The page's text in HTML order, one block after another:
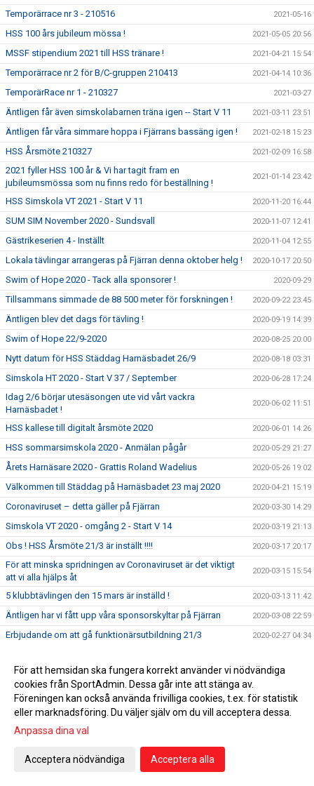
Temporärrace nr 3 - 210516 2021-05-16
HSS 100 års jubileum mössa ! 2021-05-05 20:56
MSSF stipendium 2021 till HSS tränare ! 2021-04-21 15:54
Temporärrace nr 2 för B/C-gruppen 210413 2021-04-14 10:36
TemporärRace nr 1 - 210327 2021-03-27
Äntligen får även simskolabarnen träna igen -- Start V 11 2021-03-11 23:51
Äntligen får våra simmare hoppa i Fjärrans bassäng igen ! 2021-02-18 15:23
HSS Årsmöte 210327 2021-02-09 16:58
2021 fyller HSS 100 år & Vi har tagit fram en
jubileumsmössa som nu finns redo för beställning !
2021-01-14 23:42
HSS Simskola VT 2021 - Start V 11 2020-11-20 16:44
SUM SIM November 2020 - Sundsvall 2020-11-07 12:41
Gästrikeserien 4 - Inställt 2020-11-04 12:55
Lokala tävlingar arrangeras på Fjärran denna oktober helg ! 2020-10-17 20:50
Swim of Hope 2020 - Tack alla sponsorer ! 2020-09-29
Tillsammans simmade de 88 500 meter för forskningen ! 2020-09-22 23:45
Äntligen blev det dags för tävling ! 2020-09-19 14:39
Swim of Hope 22/9-2020 2020-08-25 20:00
Nytt datum för HSS Städdag Harnäsbadet 26/9 2020-08-18 03:31
Simskola HT 2020 - Start V 37 / September 2020-06-28 17:24
Idag 2/6 börjar utesäsongen ute vid vårt vackra
Harnäsbadet !
2020-06-02 11:51
HSS kallese till digitalt årsmöte 2020 2020-06-01 14:26
HSS sommarsimskola 2020 - Anmälan pågår 2020-05-29 21:27
Årets Harnäsare 2020 - Grattis Roland Wadelius 2020-05-26 19:02
Välkommen till Städdag på Harnäsbadet 23 maj 2020 2020-04-21 15:19
Coronaviruset – detta gäller på Fjärran 2020-03-30 14:29
Simskola VT 2020 - omgång 2 - Start V 14 2020-03-19 21:13
Obs ! HSS Årsmöte 21/3 är inställt !!!! 2020-03-17 20:17
För att minska spridningen av Coronaviruset är det viktigt
att vi alla hjälps åt
2020-03-15 15:54
5 klubbtävlingen den 15 mars är inställd ! 2020-03-13 11:42
Äntligen har vi fått upp våra sponsorskyltar på Fjärran 2020-03-08 22:59
Erbjudande om att gå funktionärsutbildning 21/3 2020-02-27 04:34
Simskola VT 2020 - omgång 2 - Start V 14 2020-02-12 21:42
Tacka för er feedback i medlemsenkäten 2020-02-07 10:39
Dubbla tävlingar 1:a helgen i februari 2020 2020-01-31
UGP 2 i Borlänge 2020
HSS Årsmöte 21 mars 2020
Erbjudande om Funktionärsutbildning 25/1
För att hemsidan ska fungera korrekt använder vi nödvändiga
cookies från SportAdmin. Dessa går inte att stänga av.
Föreningen kan också använda frivilliga cookies, t.ex. för statistik
eller marknadsföring. Du väljer själv om du vill acceptera dessa.
Anpassa dina val
Acceptera nödvändiga Acceptera alla